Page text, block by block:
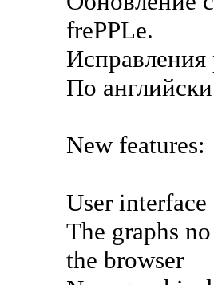
frePPLe.
По
New features:
User interface
The graphs
the browser